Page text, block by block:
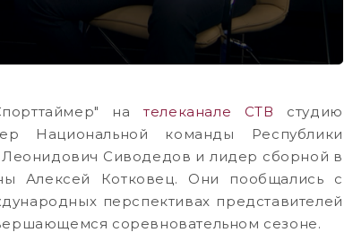
нателеканале СТВ студию
Национальной команды Республики
Леонидович Сиводедов и лидер сборной в
Алексей Котковец. Они пообщались с
перспективах представителей
соревновательном сезоне.